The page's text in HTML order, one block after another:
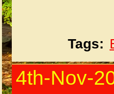
Tags:
4th-Nov-